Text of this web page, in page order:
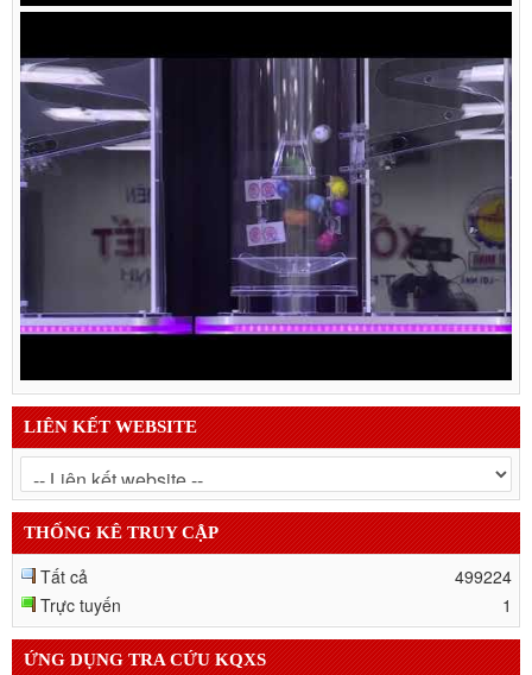
LIÊN KẾT WEBSITE
THỐNG KÊ TRUY CẬP
Tất cả
499224
Trực tuyến
1
ỨNG DỤNG TRA CỨU KQXS